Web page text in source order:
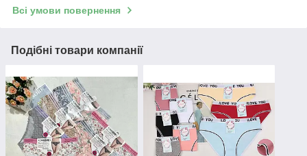
Всі умови повернення
Подібні товари компанії